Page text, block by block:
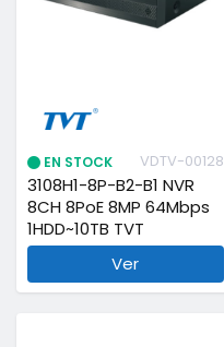
EN STOCK VDTV-00128
3108H1-8P-B2-B1 NVR
8CH 8PoE 8MP 64Mbps
1HDD~10TB TVT
Ver